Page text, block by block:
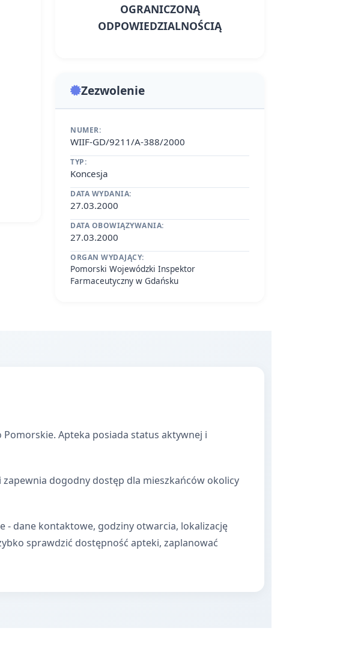
OGRANICZONĄ
ODPOWIEDZIALNOŚCIĄ
Zezwolenie
NUMER:
WIIF-GD/9211/A-388/2000
TYP:
Koncesja
DATA WYDANIA:
27.03.2000
DATA OBOWIĄZYWANIA:
27.03.2000
ORGAN WYDAJĄCY:
Pomorski Wojewódzki Inspektor
Farmaceutyczny w Gdańsku
Apteka posiada status aktywnej i
dogodny dostęp dla mieszkańców okolicy
- dane kontaktowe, godziny otwarcia, lokalizację
sprawdzić dostępność apteki, zaplanować